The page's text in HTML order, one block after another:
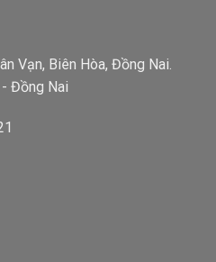
Vạn, Biên Hòa, Đồng Nai.
- Đồng Nai